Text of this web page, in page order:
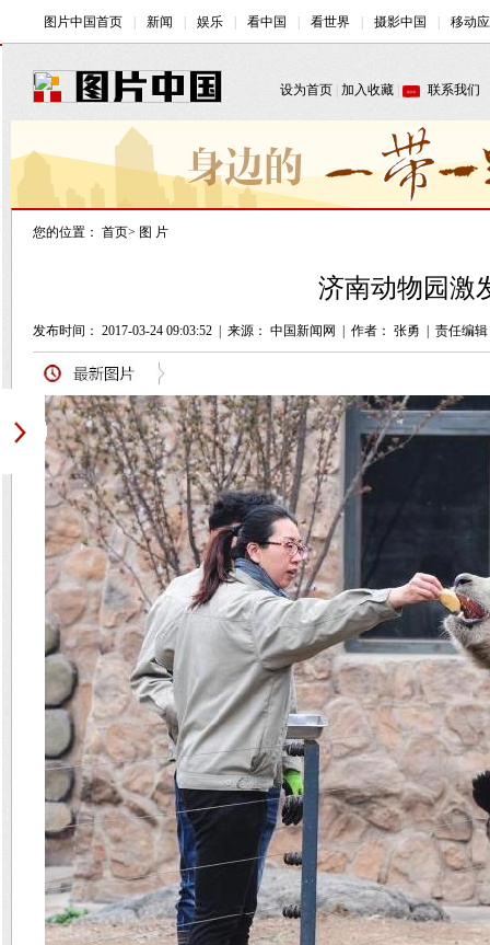
您的位置： 首页> 图 片
济南动物园激
发布时间： 2017-03-24 09:03:52 来源： 中国新闻网 作者： 张勇 责任编